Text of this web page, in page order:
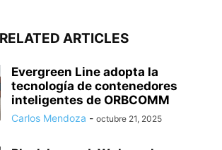
RELATED ARTICLES
Evergreen Line adopta la
tecnología de contenedores
inteligentes de ORBCOMM
Carlos Mendoza - octubre 21, 2025